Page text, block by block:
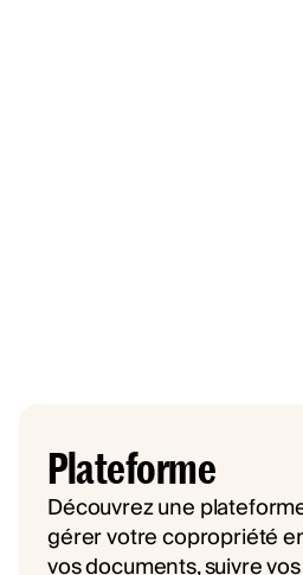
Plateforme
Découvrez une
gérer votre copropriété
vos documents, suivre